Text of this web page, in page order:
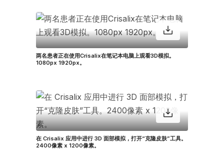
两名患者正在使用Crisalix在笔记本电脑上观看3D模拟。
1080px 1920px。
在 Crisalix 应用中进行 3D 面部模拟，打开“克隆皮肤”工具。
2400像素 x 1200像素。